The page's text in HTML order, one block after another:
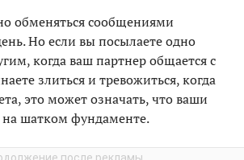
обменяться сообщениями
Но если вы посылаете одно
когда ваш партнер общается с
злиться и тревожиться, когда
это может означать, что ваши
на шатком фундаменте.